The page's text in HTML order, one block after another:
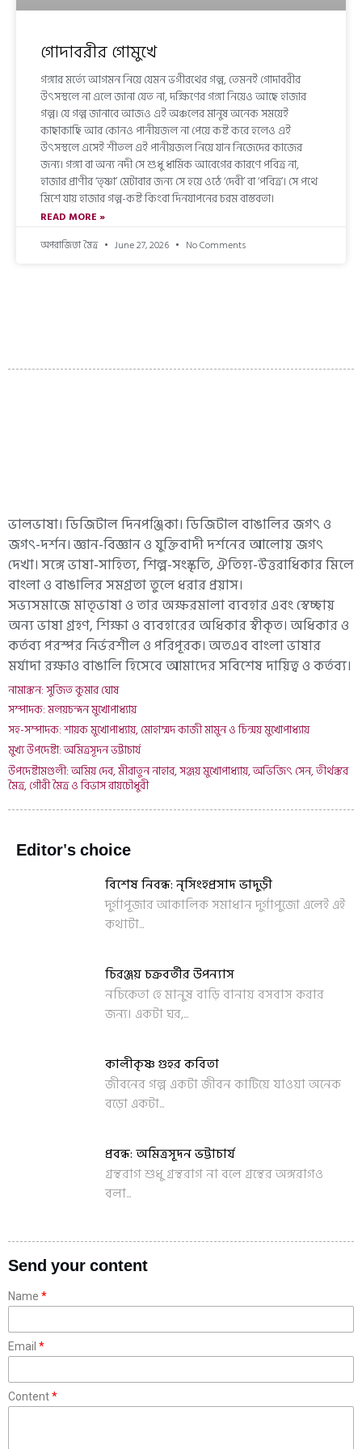
গোদাবরীর গোমুখে
গঙ্গার মর্ত্যে আগমন নিয়ে যেমন ভগীরথের গল্প, তেমনই গোদাবরীর
উৎসস্থলে না এলে জানা যেত না, দক্ষিণের গঙ্গা নিয়েও আছে হাজার
গল্প। যে গল্প জানাবে আজও এই অঞ্চলের মানুষ অনেক সময়েই
কাছাকাছি আর কোনও পানীয়জল না পেয়ে কষ্ট করে হলেও এই
উৎসস্থলে এসেই শীতল এই পানীয়জল নিয়ে যান নিজেদের কাজের
জন্য। গঙ্গা বা অন্য নদী সে শুধু ধার্মিক আবেগের কারণে পবিত্র না,
হাজার প্রাণীর ‘তৃষ্ণা’ মেটাবার জন্য সে হয়ে ওঠে ‘দেবী’ বা ‘পবিত্র’। সে পথে
মিশে যায় হাজার গল্প-কষ্ট কিংবা দিনযাপনের চরম বাস্তবতা।
READ MORE »
অপরাজিতা মৈত্র
June 27, 2026 No Comments
ভালভাষা। ডিজিটাল দিনপঞ্জিকা। ডিজিটাল বাঙালির জগৎ ও
জগৎ-দর্শন। জ্ঞান-বিজ্ঞান ও যুক্তিবাদী দর্শনের আলোয় জগৎ
দেখা। সঙ্গে ভাষা-সাহিত্য, শিল্প-সংস্কৃতি, ঐতিহ্য-উত্তরাধিকার মিলে
বাংলা ও বাঙালির সমগ্রতা তুলে ধরার প্রয়াস।
সভ্যসমাজে মাতৃভাষা ও তার অক্ষরমালা ব্যবহার এবং স্বেচ্ছায়
অন্য ভাষা গ্রহণ, শিক্ষা ও ব্যবহারের অধিকার স্বীকৃত। অধিকার ও
কর্তব্য পরস্পর নির্ভরশীল ও পরিপূরক। অতএব বাংলা ভাষার
মর্যাদা রক্ষাও বাঙালি হিসেবে আমাদের সবিশেষ দায়িত্ব ও কর্তব্য।
নামাঙ্কন: সুজিত কুমার ঘোষ
সম্পাদক: মলয়চন্দন মুখোপাধ্যায়
সহ-সম্পাদক: শায়ক মুখোপাধ্যায়, মোহাম্মদ কাজী মামুন ও চিন্ময় মুখোপাধ্যায়
মুখ্য উপদেষ্টা: অমিত্রসূদন ভট্টাচার্য
উপদেষ্টামণ্ডলী: অমিয় দেব, মীরাতুন নাহার, সঞ্জয় মুখোপাধ্যায়, অভিজিৎ সেন, তীর্থঙ্কর
মৈত্র, গৌরী মৈত্র ও বিভাস রায়চৌধুরী
Editor's choice
বিশেষ নিবন্ধ: নৃসিংহপ্রসাদ ভাদুড়ী
দুর্গাপূজার আকালিক সমাধান দুর্গাপুজো এলেই এই
কথাটা...
চিরঞ্জয় চক্রবর্তীর উপন্যাস
নচিকেতা হে মানুষ বাড়ি বানায় বসবাস করার
জন্য। একটা ঘর,...
কালীকৃষ্ণ গুহর কবিতা
জীবনের গল্প একটা জীবন কাটিয়ে যাওয়া অনেক
বড়ো একটা...
প্রবন্ধ: অমিত্রসূদন ভট্টাচার্য
গ্রন্থরাগ শুধু গ্রন্থরাগ না বলে গ্রন্থের অঙ্গরাগও
বলা...
Send your content
Name
Email
Content